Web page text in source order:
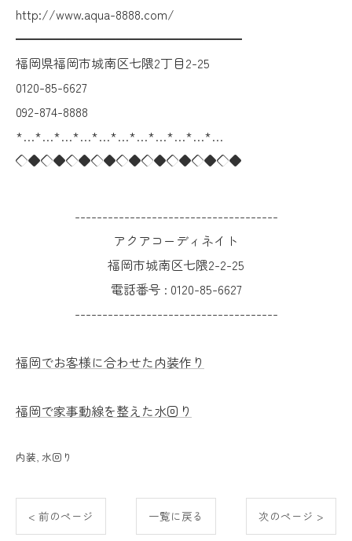
http://www.aqua-8888.com/
━━━━━━━━━━━━━━━━━━
福岡県福岡市城南区七隈2丁目2-25
0120-85-6627
092-874-8888
*…*…*…*…*…*…*…*…*…*…*…
◇◆◇◆◇◆◇◆◇◆◇◆◇◆◇◆◇◆
-------------------------------------
アクアコーディネイト
福岡市城南区七隈2-2-25
電話番号 : 0120-85-6627
-------------------------------------
福岡でお客様に合わせた内装作り
福岡で家事動線を整えた水回り
内装 水回り
< 前のページ 一覧に戻る 次のページ >